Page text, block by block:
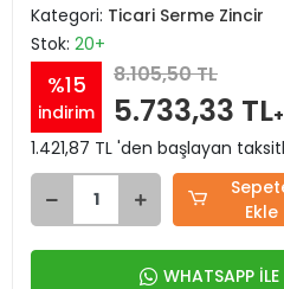
Kategori: Ticari Serme Zincir
Stok: 20+
%15
indirim
8.105,50 TL
5.733,33 TL
1.421,87 TL 'den başlayan
Ekle
WHATSAPP İLE